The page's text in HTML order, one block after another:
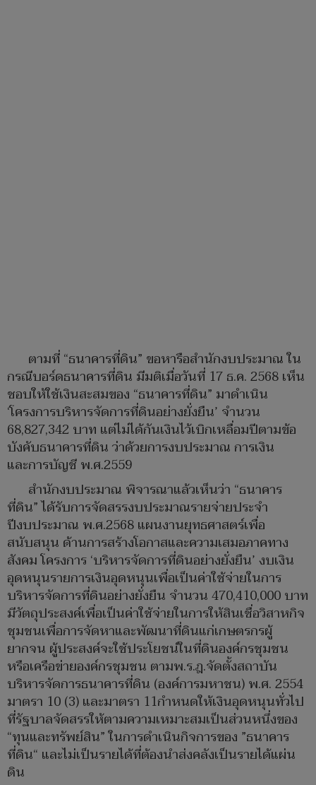
ตามที่ “ธนาคารที่ดิน” ขอหารือสำนักงบประมาณ ใน
กรณีบอร์ดธนาคารที่ดิน มีมติเมื่อวันที่ 17 ธ.ค. 2568 เห็น
ชอบให้ใช้เงินสะสมของ “ธนาคารที่ดิน” มาดำเนิน
‘โครงการบริหารจัดการที่ดินอย่างยั่งยืน’ จำนวน
68,827,342 บาท แต่ไม่ได้กันเงินไว้เบิกเหลื่อมปีตามข้อ
บังคับธนาคารที่ดิน ว่าด้วยการงบประมาณ การเงิน
และการบัญชี พ.ศ.2559
สำนักงบประมาณ พิจารณาแล้วเห็นว่า “ธนาคาร
ที่ดิน” ได้รับการจัดสรรงบประมาณรายจ่ายประจำ
ปีงบประมาณ พ.ศ.2568 แผนงานยุทธศาสตร์เพื่อ
สนับสนุน ด้านการสร้างโอกาสและความเสมอภาคทาง
สังคม โครงการ ‘บริหารจัดการที่ดินอย่างยั่งยืน’ งบเงิน
อุดหนุนรายการเงินอุดหนุนเพื่อเป็นค่าใช้จ่ายในการ
บริหารจัดการที่ดินอย่างยั่งยืน จำนวน 470,410,000 บาท
มีวัตถุประสงค์เพื่อเป็นค่าใช้จ่ายในการให้สินเชื่อวิสาหกิจ
ชุมชนเพื่อการจัดหาและพัฒนาที่ดินแก่เกษตรกรผู้
ยากจน ผู้ประสงค์จะใช้ประโยชน์ในที่ดินองค์กรชุมชน
หรือเครือข่ายองค์กรชุมชน ตามพ.ร.ฎ.จัดตั้งสถาบัน
บริหารจัดการธนาคารที่ดิน (องค์การมหาชน) พ.ศ. 2554
มาตรา 10 (3) และมาตรา 11กำหนดให้เงินอุดหนุนทั่วไป
ที่รัฐบาลจัดสรรให้ตามความเหมาะสมเป็นส่วนหนึ่งของ
“ทุนและทรัพย์สิน” ในการดำเนินกิจการของ ”ธนาคาร
ที่ดิน“ และไม่เป็นรายได้ที่ต้องนำส่งคลังเป็นรายได้แผ่น
ดิน